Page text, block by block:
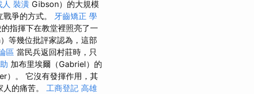
裝潢 Gibson）的大規模
爭的方式。 牙齒矯正 學
指揮下在教堂裡照亮了一
等幾位批評家認為，這部
區 當民兵返回村莊時，只
加布里埃爾（Gabriel）的
）。 它沒有發揮作用，其
的痛苦。 工商登記 高雄